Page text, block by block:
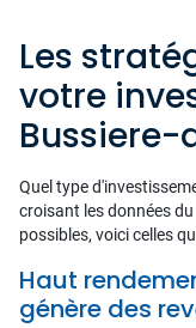
Les
votre
Bussiere-
Quel type
croisant les données
possibles, voici celles
Haut
génère des